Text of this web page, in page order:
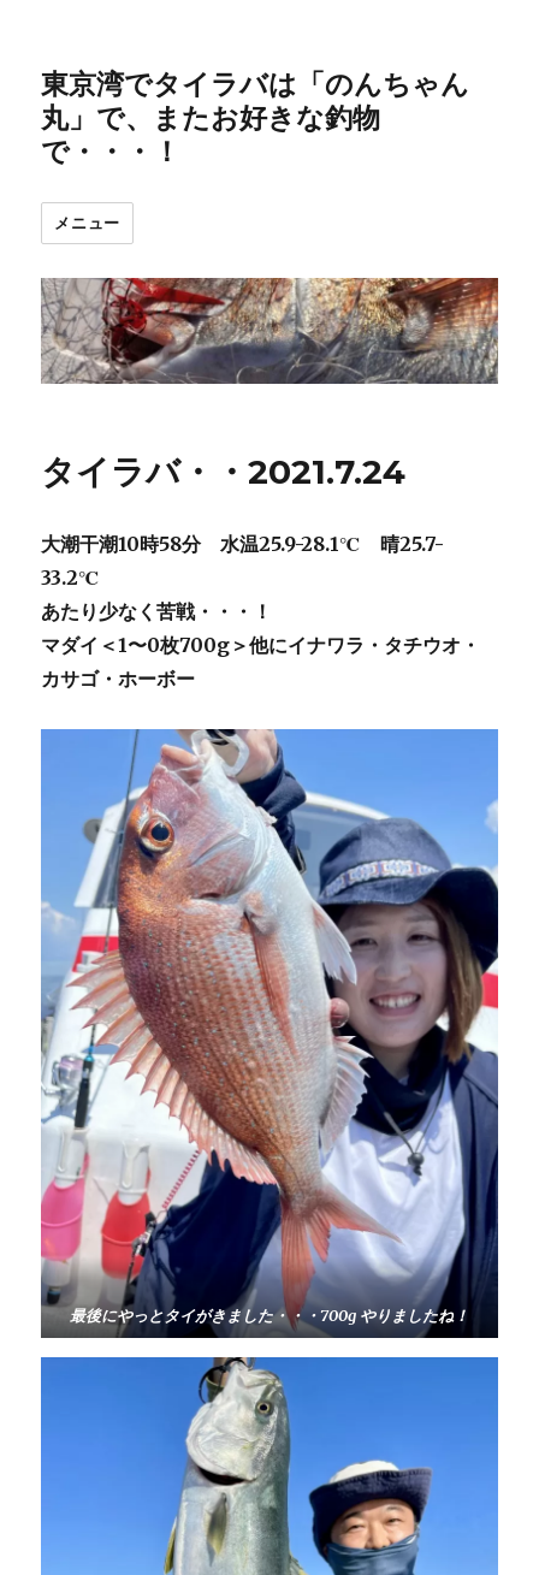
東京湾でタイラバは「のんちゃん
丸」で、またお好きな釣物
で・・・！
メニュー
タイラバ・・2021.7.24
大潮干潮10時58分 水温25.9-28.1℃ 晴25.7-
33.2℃
あたり少なく苦戦・・・！
マダイ＜1〜0枚700g＞他にイナワラ・タチウオ・
カサゴ・ホーボー
最後にやっとタイがきました・・・700g やりましたね！